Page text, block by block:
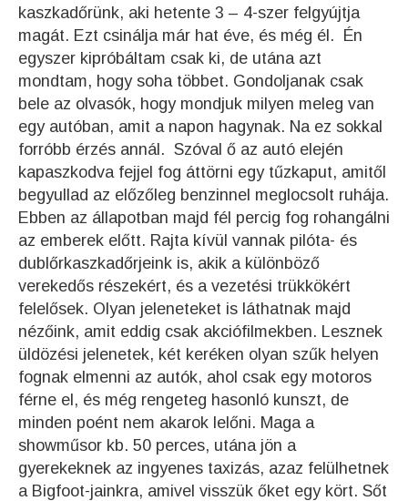
kaszkadőrünk, aki hetente 3 – 4-szer felgyújtja
magát. Ezt csinálja már hat éve, és még él. Én
egyszer kipróbáltam csak ki, de utána azt
mondtam, hogy soha többet. Gondoljanak csak
bele az olvasók, hogy mondjuk milyen meleg van
egy autóban, amit a napon hagynak. Na ez sokkal
forróbb érzés annál. Szóval ő az autó elején
kapaszkodva fejjel fog áttörni egy tűzkaput, amitől
begyullad az előzőleg benzinnel meglocsolt ruhája.
Ebben az állapotban majd fél percig fog rohangálni
az emberek előtt. Rajta kívül vannak pilóta- és
dublőrkaszkadőrjeink is, akik a különböző
verekedős részekért, és a vezetési trükkökért
felelősek. Olyan jeleneteket is láthatnak majd
nézőink, amit eddig csak akciófilmekben. Lesznek
üldözési jelenetek, két keréken olyan szűk helyen
fognak elmenni az autók, ahol csak egy motoros
férne el, és még rengeteg hasonló kunszt, de
minden poént nem akarok lelőni. Maga a
showműsor kb. 50 perces, utána jön a
gyerekeknek az ingyenes taxizás, azaz felülhetnek
a Bigfoot-jainkra, amivel visszük őket egy kört. Sőt